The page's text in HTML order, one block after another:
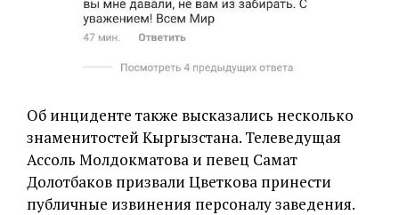
Об инциденте также высказались несколько
знаменитостей Кыргызстана. Телеведущая
Ассоль Молдокматова и певец Самат
Долотбаков призвали Цветкова принести
публичные извинения персоналу заведения.